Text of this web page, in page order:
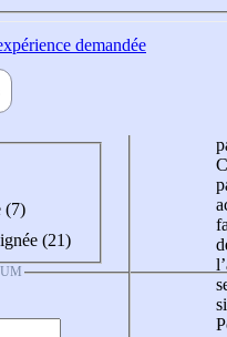
demandée
(7)
(21)